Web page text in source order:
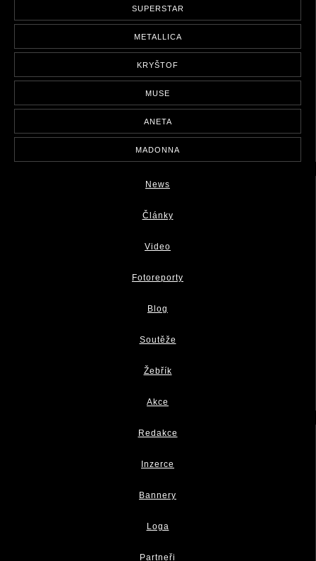
SUPERSTAR
METALLICA
KRYŠTOF
MUSE
ANETA
MADONNA
News
Články
Video
Fotoreporty
Blog
Soutěže
Žebřík
Akce
Redakce
Inzerce
Bannery
Loga
Partneři